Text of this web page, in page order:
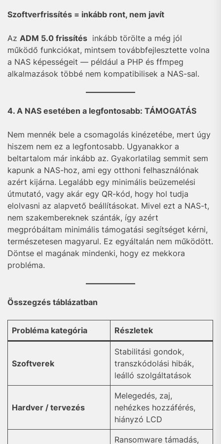
Szoftverfrissítés = inkább ront, nem javít
Az ADM 5.0 frissítés inkább törölte a még jól
működő funkciókat, mintsem továbbfejlesztette volna
a NAS képességeit — például a PHP és ffmpeg
alkalmazások többé nem kompatibilisek a NAS-sal.
4. A NAS esetében a legfontosabb: TÁMOGATÁS
Nem mennék bele a csomagolás kinézetébe, mert úgy
hiszem nem ez a legfontosabb. Ugyanakkor a
beltartalom már inkább az. Gyakorlatilag semmit sem
kapunk a NAS-hoz, ami egy otthoni felhasználónak
azért kijárna. Legalább egy minimális beüzemelési
útmutató, vagy akár egy QR-kód, hogy hol tudja
elolvasni az alapvető beállításokat. Mivel ezt a NAS-t,
nem szakembereknek szánták, így azért
megpróbáltam minimális támogatási segítséget kérni,
természetesen magyarul. Ez egyáltalán nem működött.
Döntse el magának mindenki, hogy ez mekkora
probléma.
Összegzés táblázatban
Probléma kategória Részletek
Szoftverek
Stabilitási gondok,
transzkódolási hibák,
leálló szolgáltatások
Hardver / tervezés
Melegedés, zaj,
nehézkes hozzáférés,
hiányzó LCD
Ransomware támadás,